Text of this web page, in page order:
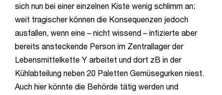
sich nun bei einer einzelnen Kiste wenig schlimm an;
weit tragischer können die Konsequenzen jedoch
ausfallen, wenn eine – nicht wissend – infizierte aber
bereits ansteckende Person im Zentrallager der
Lebensmittelkette Y arbeitet und dort zB in der
Kühlabteilung neben 20 Paletten Gemüsegurken niest.
Auch hier könnte die Behörde tätig werden und